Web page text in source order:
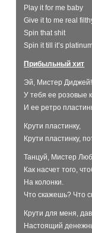
Play it for me baby
Give it to me real
Spin that shit
Spin it till it’s
Прибыльный хит
Эй, Мистер Диджей!
У тебя ее розовые
И ее ретро
Крути пластинку,
Крути пластинку,
Танцуй, Мистер
Как насчет того,
На колонки.
Что скажешь? Что
Крути для меня,
Настоящий